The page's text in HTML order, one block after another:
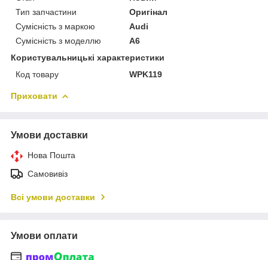
Тип запчастини
Оригінал
Сумісність з маркою
Audi
Сумісність з моделлю
A6
Користувальницькі характеристики
Код товару
WPK119
Приховати
Умови доставки
Нова Пошта
Самовивіз
Всі умови доставки
Умови оплати